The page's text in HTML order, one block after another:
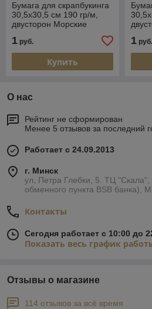
Бумага для скрапбукинга
30,5х30,5 см 190 гр/м,
двусторон Морские
приключения Карточки 2
1 руб.
Купить
якорь
1руб.
О нас
Рейтинг не сформирован
Менее 5 отзывов за последний
Работает с 24.09.2013
г. Минск
ул, Петра Глебки, 5. ТЦ "Скала",
обменного пункта BSB банка),
Контакты
Сегодня работает с 10:00 до
Показать весь график
Отзывы о магазине
114 отзывов за всё время